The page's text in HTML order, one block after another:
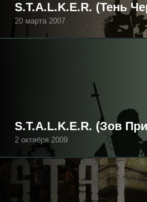
S.T.A.L.K.E.R. (Тень
20 марта 2007
S.T.A.L.K.E.R. (Зов
2 октября 2009